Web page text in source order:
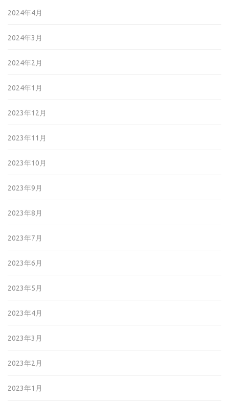
2024年4月
2024年3月
2024年2月
2024年1月
2023年12月
2023年11月
2023年10月
2023年9月
2023年8月
2023年7月
2023年6月
2023年5月
2023年4月
2023年3月
2023年2月
2023年1月